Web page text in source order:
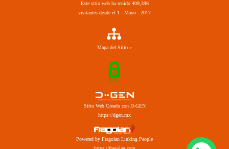
Este sitio web ha tenido 409,396
visitantes desde el 1 - Mayo - 2017
Mapa del Sitio »
Sitio Web Creado con D-GEN
https://dgen.mx
Powered by Fragolan Linking People